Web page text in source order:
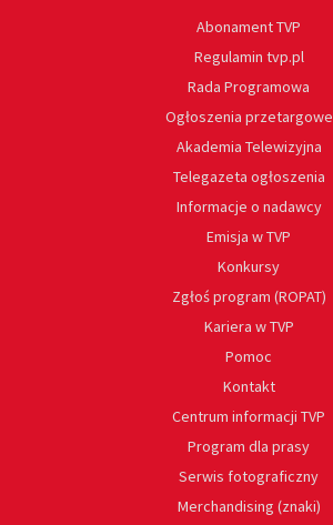
Abonament TVP
Regulamin tvp.pl
Rada Programowa
Ogłoszenia przetargowe
Akademia Telewizyjna
Telegazeta ogłoszenia
Informacje o nadawcy
Emisja w TVP
Konkursy
Zgłoś program (ROPAT)
Kariera w TVP
Pomoc
Kontakt
Centrum informacji TVP
Program dla prasy
Serwis fotograficzny
Merchandising (znaki)